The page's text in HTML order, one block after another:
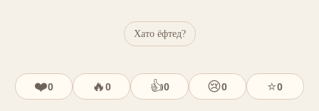
Хато ёфтед?
❤️0 🔥0 👍0 😢0 ⭐0